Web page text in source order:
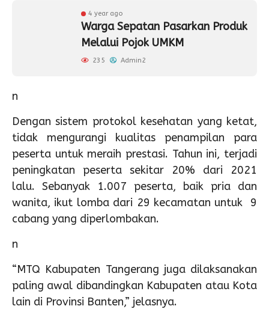
4 year ago
Warga Sepatan Pasarkan Produk
Melalui Pojok UMKM
235 Admin2
n
Dengan sistem protokol kesehatan yang ketat,
tidak mengurangi kualitas penampilan para
peserta untuk meraih prestasi. Tahun ini, terjadi
peningkatan peserta sekitar 20% dari 2021
lalu. Sebanyak 1.007 peserta, baik pria dan
wanita, ikut lomba dari 29 kecamatan untuk 9
cabang yang diperlombakan.
n
“MTQ Kabupaten Tangerang juga dilaksanakan
paling awal dibandingkan Kabupaten atau Kota
lain di Provinsi Banten,” jelasnya.